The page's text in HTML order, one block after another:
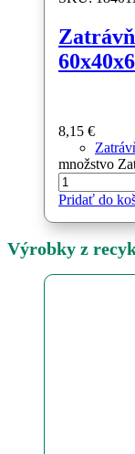
8,15 €
množstvo
Pridať do
Výrobky z